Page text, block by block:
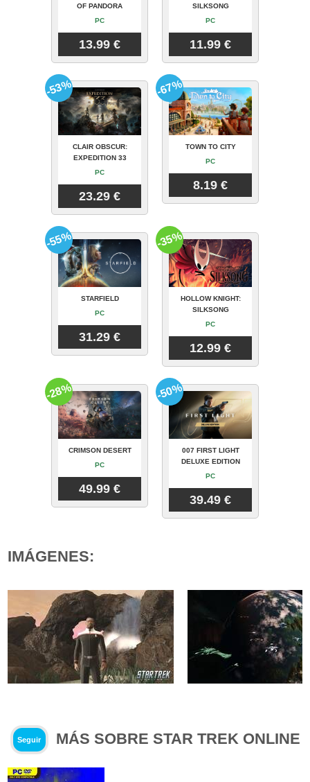
OF PANDORA
PC
13.99 €
SILKSONG
PC
11.99 €
CLAIR OBSCUR:
EXPEDITION 33
PC
23.29 €
-53%
TOWN TO CITY
PC
8.19 €
-67%
STARFIELD
PC
31.29 €
-55%
HOLLOW KNIGHT:
SILKSONG
PC
12.99 €
-35%
CRIMSON DESERT
PC
49.99 €
-28%
007 FIRST LIGHT
DELUXE EDITION
PC
39.49 €
-50%
IMÁGENES:
Seguir MÁS SOBRE STAR TREK ONLINE